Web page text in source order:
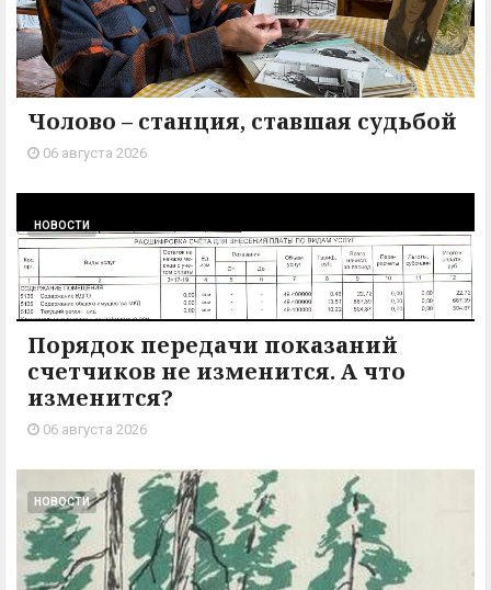
Чолово – станция, ставшая судьбой
06 августа 2026
НОВОСТИ
Порядок передачи показаний
счетчиков не изменится. А что
изменится?
06 августа 2026
НОВОСТИ